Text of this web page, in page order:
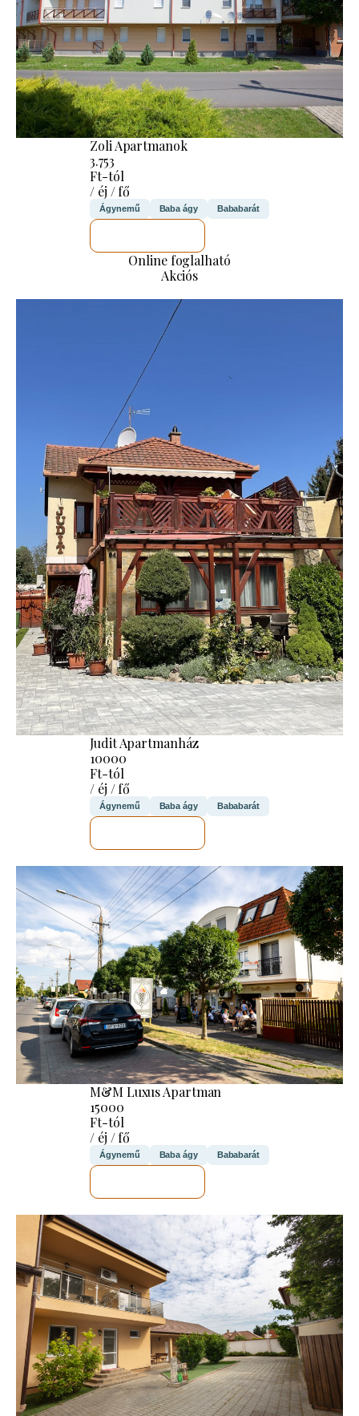
Zoli Apartmanok
3.753
Ft-tól
/ éj / fő
Ágynemű Baba ágy Bababarát
Online foglalható
Akciós
Judit Apartmanház
10000
Ft-tól
/ éj / fő
Ágynemű Baba ágy Bababarát
M&M Luxus Apartman
15000
Ft-tól
/ éj / fő
Ágynemű Baba ágy Bababarát